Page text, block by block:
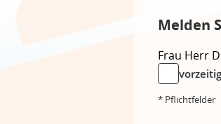
Melden
Frau Herr
* Pflichtfelder